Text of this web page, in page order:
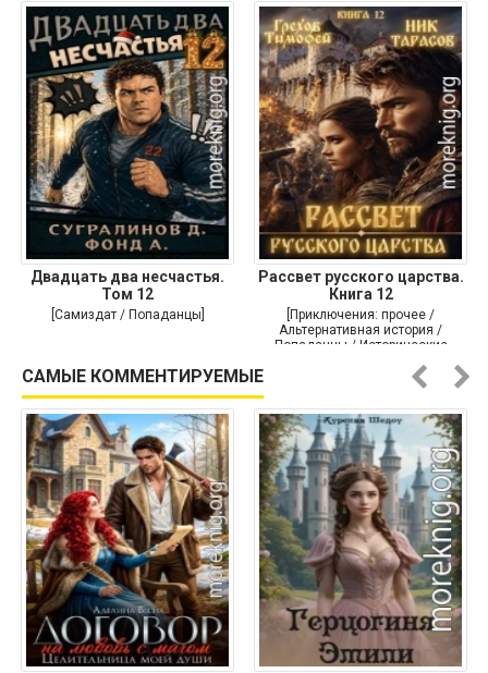
Двадцать два несчастья.
Том 12
[Самиздат / Попаданцы]
Рассвет русского царства.
Книга 12
[Приключения: прочее /
Альтернативная история /
Попаданцы / Исторические
САМЫЕ КОММЕНТИРУЕМЫЕ